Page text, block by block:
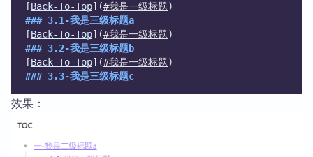
[Back-To-Top](#我是一级标题)
### 3.1-我是三级标题a
[Back-To-Top](#我是一级标题)
### 3.2-我是三级标题b
[Back-To-Top](#我是一级标题)
### 3.3-我是三级标题c
效果：